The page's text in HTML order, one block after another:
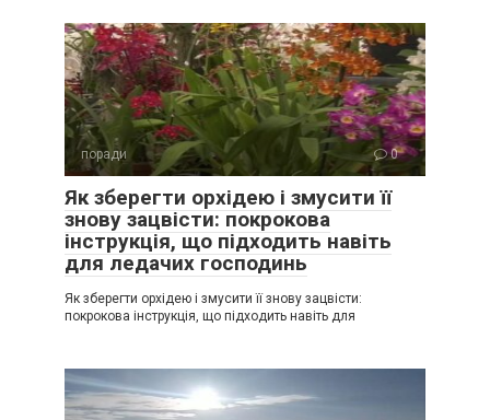
поради 0
Як зберегти орхідею і змусити її
знову зацвісти: покрокова
інструкція, що підходить навіть
для ледачих господинь
Як зберегти орхідею і змусити її знову зацвісти:
покрокова інструкція, що підходить навіть для